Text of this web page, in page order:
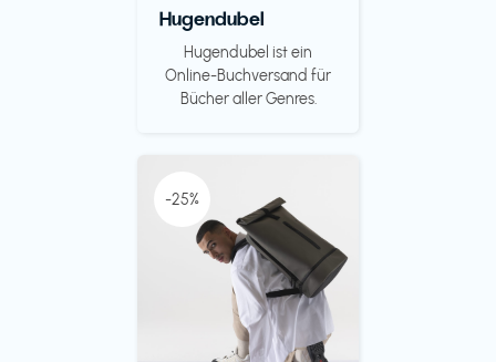
Hugendubel
Hugendubel ist ein
Online-Buchversand für
Bücher aller Genres.
-25%